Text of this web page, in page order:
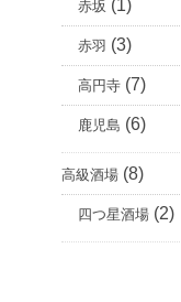
赤坂 (1)
赤羽 (3)
高円寺 (7)
鹿児島 (6)
高級酒場 (8)
四つ星酒場 (2)